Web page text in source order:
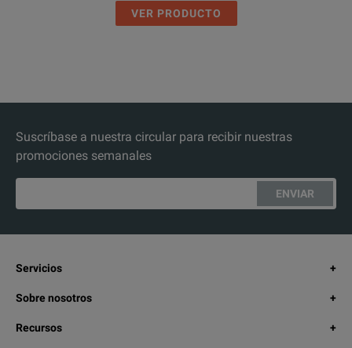
VER PRODUCTO
Suscríbase a nuestra circular para recibir nuestras
promociones semanales
ENVIAR
Servicios
Sobre nosotros
Recursos